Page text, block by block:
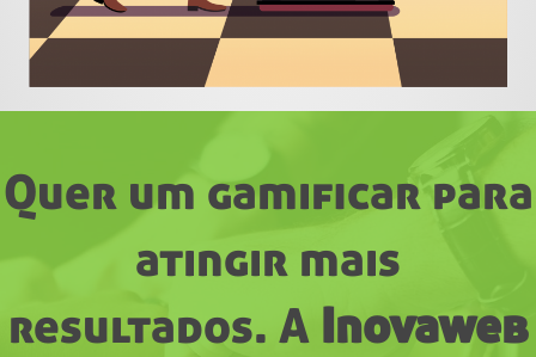
Quer um gamificar para
atingir mais
resultados. A Inovaweb